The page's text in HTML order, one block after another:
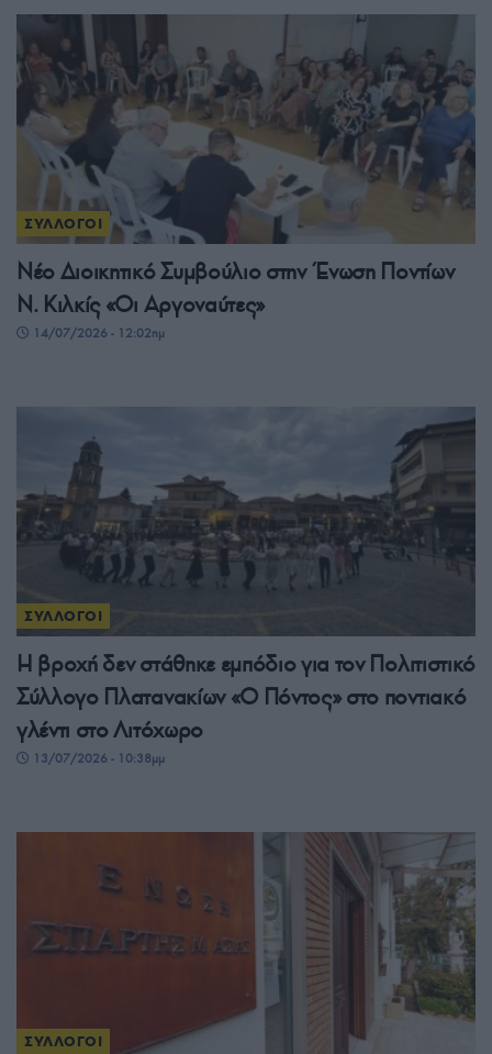
ΣΥΛΛΟΓΟΙ
Νέο Διοικητικό Συμβούλιο στην Ένωση Ποντίων
Ν. Κιλκίς «Οι Αργοναύτες»
14/07/2026 - 12:02πμ
ΣΥΛΛΟΓΟΙ
Η βροχή δεν στάθηκε εμπόδιο για τον Πολιτιστικό
Σύλλογο Πλατανακίων «Ο Πόντος» στο ποντιακό
γλέντι στο Λιτόχωρο
13/07/2026 - 10:38μμ
ΣΥΛΛΟΓΟΙ